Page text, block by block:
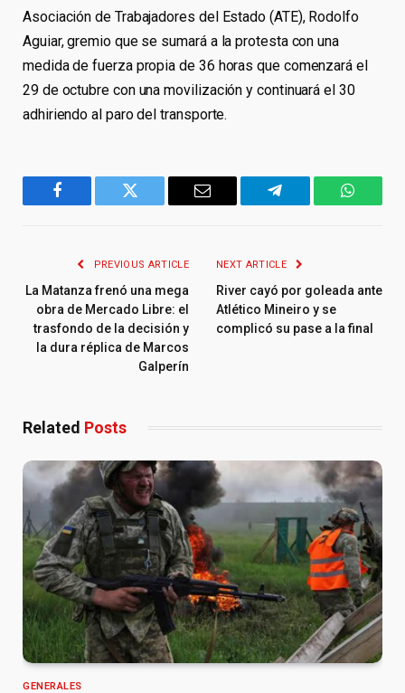
Asociación de Trabajadores del Estado (ATE), Rodolfo
Aguiar, gremio que se sumará a la protesta con una
medida de fuerza propia de 36 horas que comenzará el
29 de octubre con una movilización y continuará el 30
adhiriendo al paro del transporte.
Facebook Twitter Email Telegram
PREVIOUS ARTICLE
La Matanza frenó una mega
obra de Mercado Libre: el
trasfondo de la decisión y
la dura réplica de Marcos
Galperín
NEXT ARTICLE
River cayó por goleada ante
Atlético Mineiro y se
complicó su pase a la final
Related Posts
GENERALES